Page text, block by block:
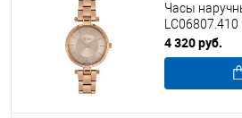
Часы
LC06807.410
4 320 руб.